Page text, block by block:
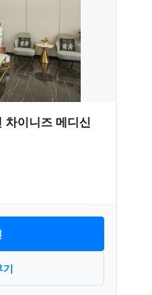
차이니즈 메디신
기